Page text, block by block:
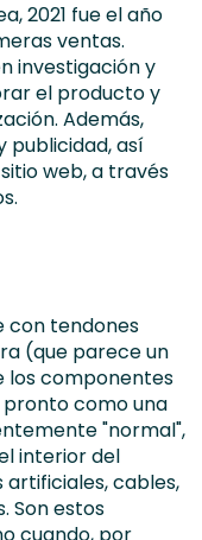
2021 fue el año
ventas.
investigación y
el producto y
Además,
publicidad, así
web, a través
con tendones
(que parece un
los componentes
como una
"normal",
interior del
cables,
Son estos